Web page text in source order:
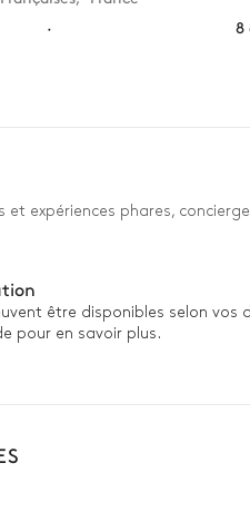
· 8
et expériences phares,
être disponibles selon vos
pour en savoir plus.